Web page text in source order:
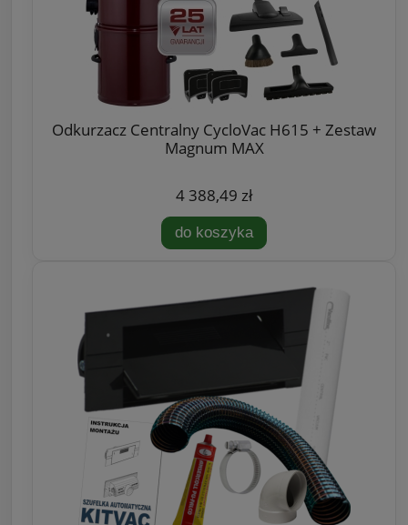
Odkurzacz Centralny CycloVac H615 + Zestaw
Magnum MAX
4 388,49 zł
do koszyka